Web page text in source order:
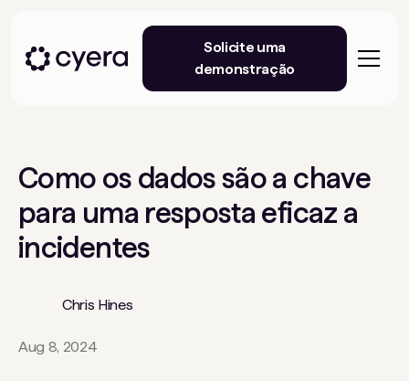
Solicite uma
demonstração
Como os dados são a chave
para uma resposta eficaz a
incidentes
Chris Hines
Aug 8, 2024